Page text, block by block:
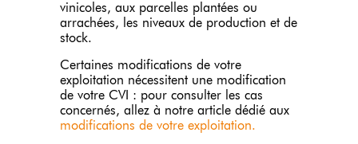
vinicoles, aux parcelles plantées ou
arrachées, les niveaux de production et de
stock.
Certaines modifications de votre
exploitation nécessitent une modification
de votre CVI : pour consulter les cas
concernés, allez à notre article dédié aux
modifications de votre exploitation.